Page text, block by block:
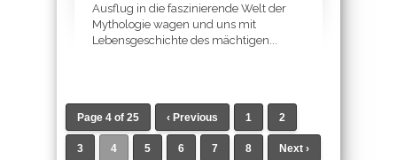
Ausflug in die faszinierende Welt der
Mythologie wagen und uns mit
Lebensgeschichte des mächtigen...
Page 4 of 25 ‹ Previous 1 2
3 4 5 6 7 8 Next ›